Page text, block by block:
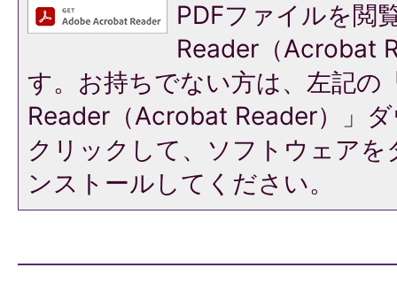
PDFファイルを閲
Reader（Acrobat
す。お持ちでない方は、左記の
Reader（Acrobat Reader）」
クリックして、ソフトウェア
ンストールしてください。